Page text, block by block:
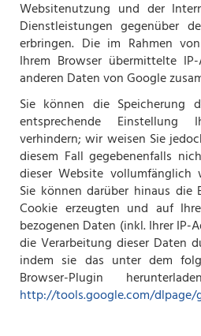
Websitenutzung und der
Dienstleistungen gegenüber
erbringen. Die im Rahmen
Ihrem Browser übermittelte
anderen Daten von Google
Sie können die Speicherung
entsprechende Einstellung
verhindern; wir weisen Sie
diesem Fall gegebenenfalls
dieser Website vollumfänglich
Sie können darüber hinaus die
Cookie erzeugten und auf
bezogenen Daten (inkl. Ihrer IP-
die Verarbeitung dieser Daten
indem sie das unter dem
Browser-Plugin
http://tools.google.com/dlpage/